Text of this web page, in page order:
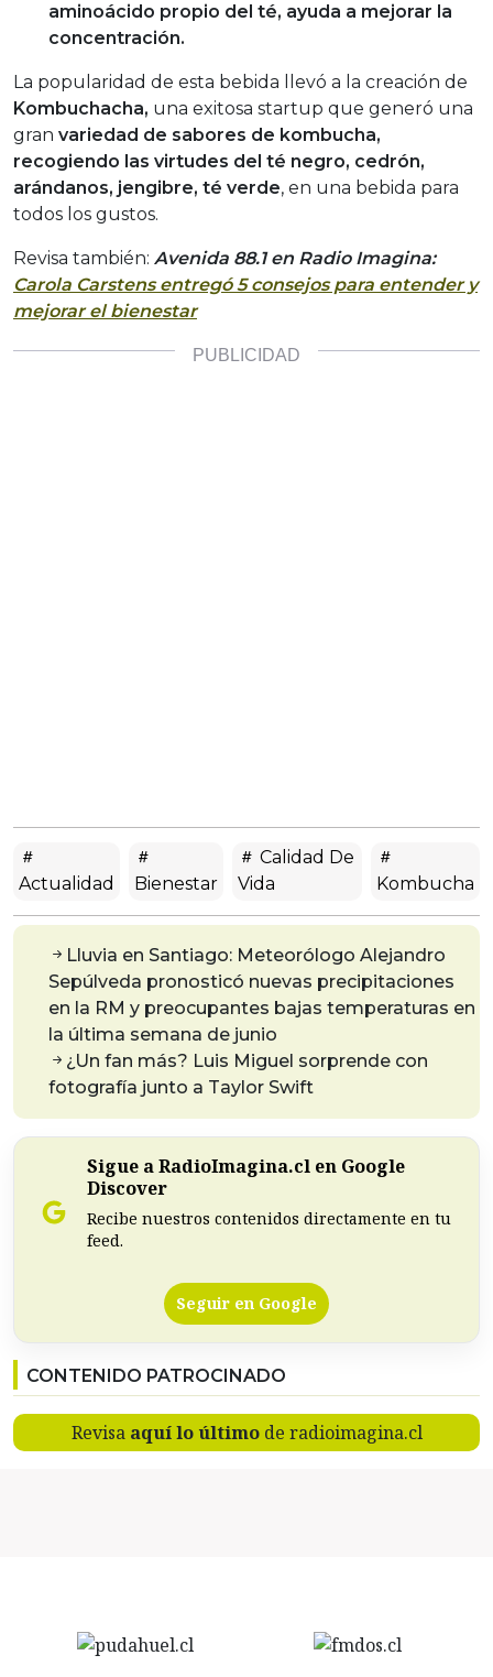
aminoácido propio del té, ayuda a mejorar la
concentración.
La popularidad de esta bebida llevó a la creación de
Kombuchacha, una exitosa startup que generó una
gran variedad de sabores de kombucha,
recogiendo las virtudes del té negro, cedrón,
arándanos, jengibre, té verde, en una bebida para
todos los gustos.
Revisa también: Avenida 88.1 en Radio Imagina:
Carola Carstens entregó 5 consejos para entender y
mejorar el bienestar
Actualidad Bienestar
Calidad De
Vida
Kombucha
Lluvia en Santiago: Meteorólogo Alejandro
Sepúlveda pronosticó nuevas precipitaciones
en la RM y preocupantes bajas temperaturas en
la última semana de junio
¿Un fan más? Luis Miguel sorprende con
fotografía junto a Taylor Swift
Sigue a RadioImagina.cl en Google
Discover
Recibe nuestros contenidos directamente en tu
feed.
Seguir en Google
CONTENIDO PATROCINADO
Revisa aquí lo últimode radioimagina.cl